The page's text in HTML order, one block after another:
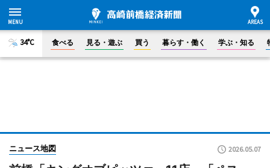
34°C 食べる 見る・遊ぶ 買う 暮らす・働く 学ぶ・知る
ニュース地図 2026.05.07